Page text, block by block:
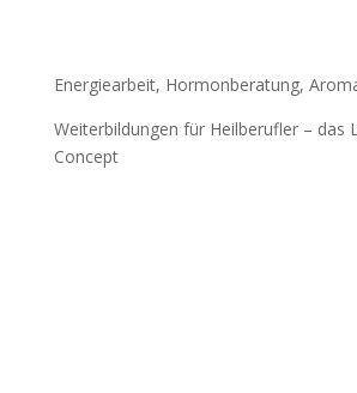
Energiearbeit, Hormonberatung,
Weiterbildungen für Heilberufler – das
Concept